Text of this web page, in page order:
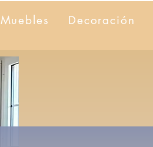
Muebles Decoración